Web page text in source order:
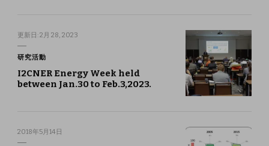
更新日:2月 28, 2023
研究活動
I2CNER Energy Week held
between Jan.30 to Feb.3,2023.
2018年5月14日